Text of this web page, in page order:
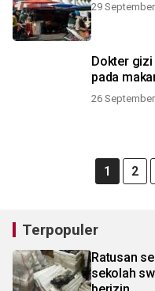
29
Dokter
pada
26
1 2
Terpopuler
Ratusan
sekolah